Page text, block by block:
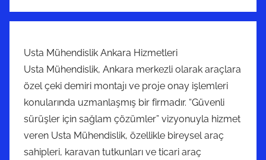
Usta Mühendislik Ankara Hizmetleri
Usta Mühendislik, Ankara merkezli olarak araçlara
özel çeki demiri montajı ve proje onay işlemleri
konularında uzmanlaşmış bir firmadır. “Güvenli
sürüşler için sağlam çözümler” vizyonuyla hizmet
veren Usta Mühendislik, özellikle bireysel araç
sahipleri, karavan tutkunları ve ticari araç